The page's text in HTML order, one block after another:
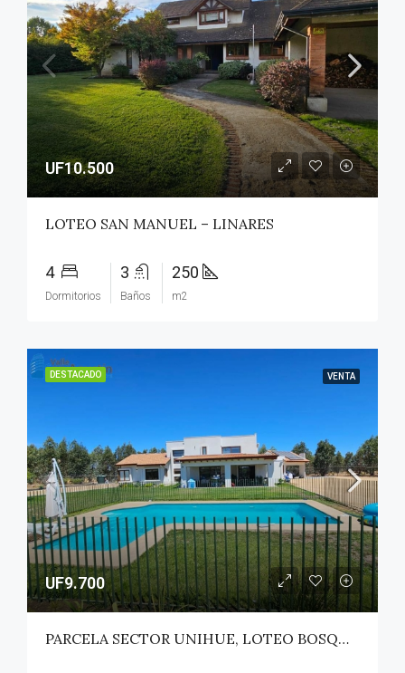
UF10.500
LOTEO SAN MANUEL – LINARES
4
Dormitorios
3
Baños
250
m2
DESTACADO VENTA
UF9.700
PARCELA SECTOR UNIHUE, LOTEO BOSQUES DEL VALLE – MAULE